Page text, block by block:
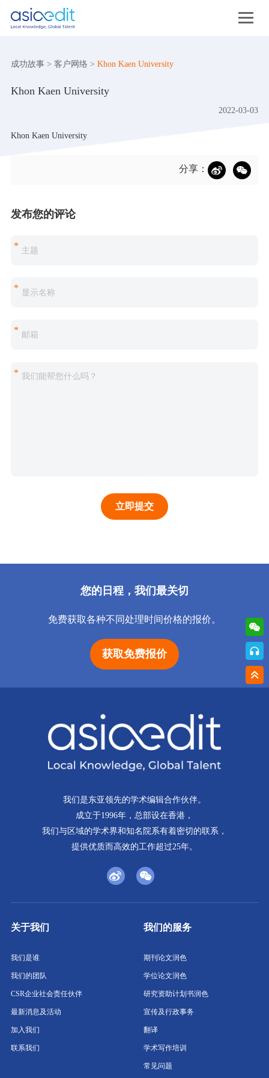
成功故事> 客户网络 > Khon Kaen University
Khon Kaen University
2022-03-03
Khon Kaen University
分享：
发布您的评论
*
*
*
*
您的日程，我们最关切
免费获取各种不同处理时间价格的报价。
获取免费报价
我们是东亚领先的学术编辑合作伙伴。
成立于1996年，总部设在香港，
我们与区域的学术界和知名院系有着密切的联系，
提供优质而高效的工作超过25年。
关于我们
我们是谁
我们的团队
CSR企业社会责任伙伴
最新消息及活动
加入我们
联系我们
我们的服务
期刊论文润色
学位论文润色
研究资助计划书润色
宣传及行政事务
翻译
学术写作培训
常见问题